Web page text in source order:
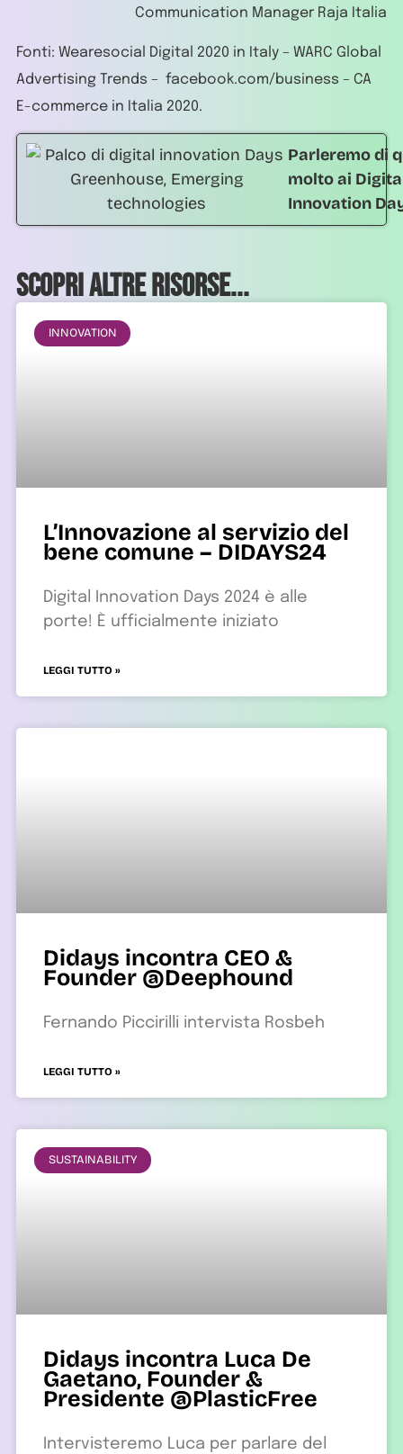
Communication Manager Raja Italia
Fonti: Wearesocial Digital 2020 in Italy – WARC Global
Advertising Trends – facebook.com/business – CA
E-commerce in Italia 2020.
Parleremo di
molto ai
Innovation
Scopri altre risorse...
INNOVATION
L’Innovazione al servizio del
bene comune – DIDAYS24
Digital Innovation Days 2024 è alle
porte! È ufficialmente iniziato
LEGGI TUTTO »
Didays incontra CEO &
Founder @Deephound
Fernando Piccirilli intervista Rosbeh
LEGGI TUTTO »
SUSTAINABILITY
Didays incontra Luca De
Gaetano, Founder &
Presidente @PlasticFree
Intervisteremo Luca per parlare del